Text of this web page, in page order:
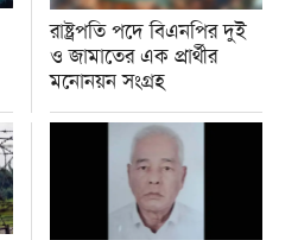
রাষ্ট্রপতি পদে বিএনপির দুই
ও জামাতের এক প্রার্থীর
মনোনয়ন সংগ্রহ